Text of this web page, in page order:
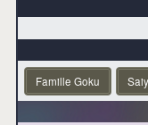
Famille Goku